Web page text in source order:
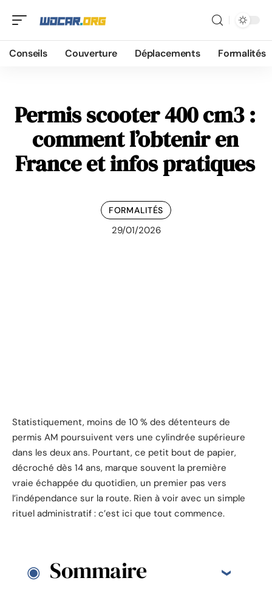
Conseils Couverture Déplacements Formalités
Permis scooter 400 cm3 :
comment l’obtenir en
France et infos pratiques
FORMALITÉS
29/01/2026
Statistiquement, moins de 10 % des détenteurs de
permis AM poursuivent vers une cylindrée supérieure
dans les deux ans. Pourtant, ce petit bout de papier,
décroché dès 14 ans, marque souvent la première
vraie échappée du quotidien, un premier pas vers
l’indépendance sur la route. Rien à voir avec un simple
rituel administratif : c’est ici que tout commence.
Sommaire